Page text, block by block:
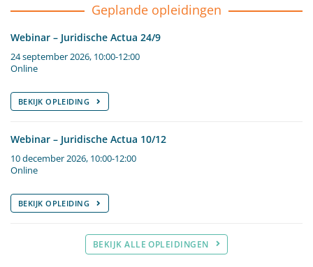
Geplande opleidingen
Webinar – Juridische Actua 24/9
24 september 2026, 10:00-12:00
Online
BEKIJK OPLEIDING
Webinar – Juridische Actua 10/12
10 december 2026, 10:00-12:00
Online
BEKIJK OPLEIDING
BEKIJK ALLE OPLEIDINGEN